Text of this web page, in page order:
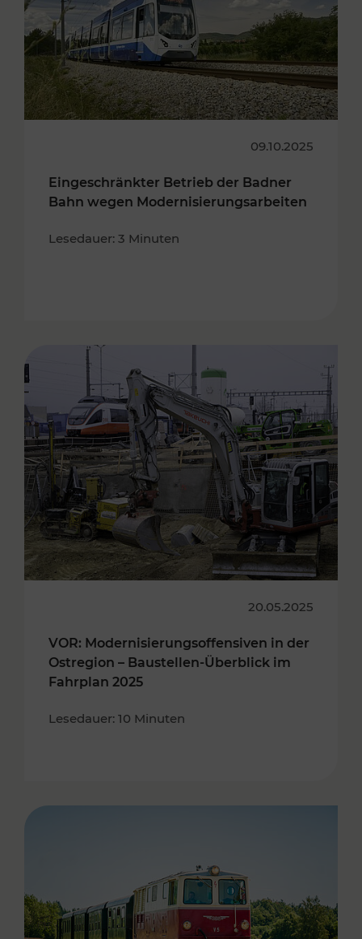
09.10.2025
Eingeschränkter Betrieb der Badner
Bahn wegen Modernisierungsarbeiten
Lesedauer: 3 Minuten
20.05.2025
VOR: Modernisierungsoffensiven in der
Ostregion – Baustellen-Überblick im
Fahrplan 2025
Lesedauer: 10 Minuten